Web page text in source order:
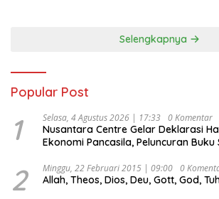
Selengkapnya
Popular Post
1 Selasa, 4 Agustus 2026 | 17:33 0 Komentar
Nusantara Centre Gelar Deklarasi
Ekonomi Pancasila, Peluncuran Buku
Ekonomi Politik Indonesia) &
“Urgensi Undang-Undang
2 Minggu, 22 Februari 2015 | 09:00 0
Allah, Theos, Dios, Deu, Gott, God,